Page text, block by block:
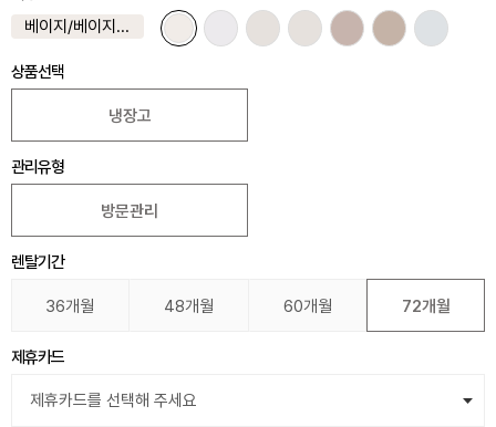
베이지/베이지BB
상품선택
냉장고
관리유형
방문관리
렌탈기간
36개월 48개월 60개월 72개월
제휴카드